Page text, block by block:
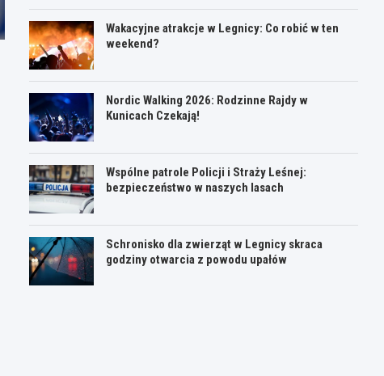
Wakacyjne atrakcje w Legnicy: Co robić w ten
weekend?
Nordic Walking 2026: Rodzinne Rajdy w
Kunicach Czekają!
Wspólne patrole Policji i Straży Leśnej:
bezpieczeństwo w naszych lasach
Schronisko dla zwierząt w Legnicy skraca
godziny otwarcia z powodu upałów